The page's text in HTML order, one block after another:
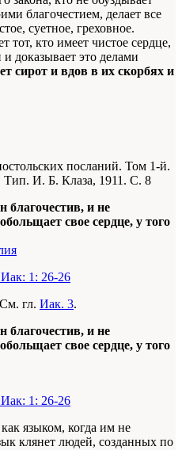
благочестием, делает все
суетное, греховное.
тот, кто имеет чистое сердце,
доказывает это делами
сирот и вдов в их скорбях и
посланий. Том 1-й.
И. Б. Клаза, 1911. С. 8
благочестив, и не
свое сердце, у того
Иак: 1: 26-26
гл. Иак. 3.
благочестив, и не
свое сердце, у того
Иак: 1: 26-26
языком, когда им не
клянет людей, созданных по